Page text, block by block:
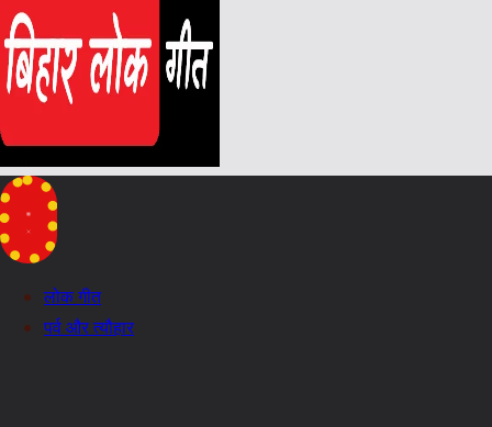
लोक गीत
पर्व और त्यौहार